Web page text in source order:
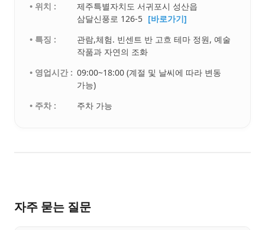
• 위치 :
제주특별자치도 서귀포시 성산읍
삼달신풍로 126-5 [바로가기]
• 특징 :
관람,체험. 빈센트 반 고흐 테마 정원, 예술
작품과 자연의 조화
• 영업시간 : 09:00~18:00 (계절 및 날씨에 따라 변동
가능)
• 주차 :
주차 가능
자주 묻는 질문